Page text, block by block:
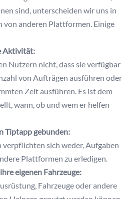
sind, unterscheiden wir uns in
von anderen Plattformen. Einige
Aktivität:
Nutzern nicht, dass sie verfügbar
von Aufträgen ausführen oder
Zeit ausführen. Es ist dem
wann, ob und wem er helfen
Tiptapp gebunden:
sich weder, Aufgaben
Plattformen zu erledigen.
eigenen Fahrzeuge:
Fahrzeuge oder andere